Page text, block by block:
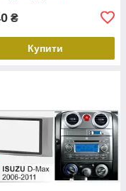
₴
Купити